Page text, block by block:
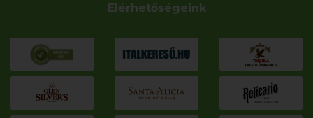
Elérhetőségeink